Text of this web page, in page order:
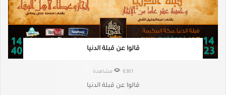
قالوا عن قبلة الدنيا
6361 مشاهدة
قالوا عن قبلة الدنيا